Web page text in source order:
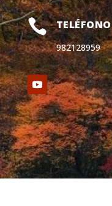
 TELÉFONO
982128959